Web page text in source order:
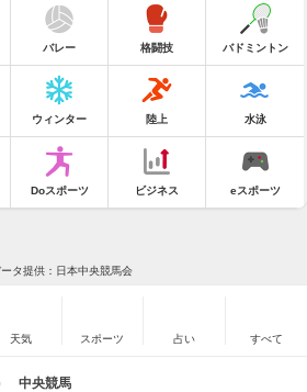
バレー 格闘技 バドミントン
ウィンター 陸上 水泳
Doスポーツ ビジネス eスポーツ
タ提供：日本中央競馬会
天気 スポーツ 占い すべて
中央競馬